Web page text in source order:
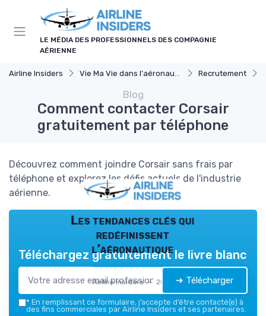
LE MÉDIA DES PROFESSIONNELS DES COMPAGNIE
AÉRIENNE
Airline Insiders Vie Ma Vie dans l'aéronautique Recrutement
Blog
Comment contacter Corsair
gratuitement par téléphone
Découvrez comment joindre Corsair sans frais par
téléphone et explorez les défis actuels de l'industrie
aérienne.
Les tendances clés qui
redéfinissent
l’aéronautique
Airline Insiders — 2026
Téléchargez gratuitement le livre blanc
➔ Télécharger
* En remplissant ce formulaire, j’accepte d’être contacté(e) à
des fins commerciales par Airline Insiders et ses partenaires.
Panneau de gestion des cookies